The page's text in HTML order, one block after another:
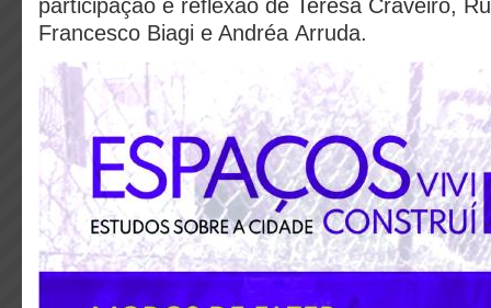
participação e reflexão de Teresa Craveiro,
Francesco Biagi e Andréa Arruda.